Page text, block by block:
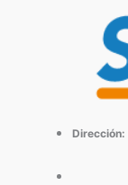
Dirección: